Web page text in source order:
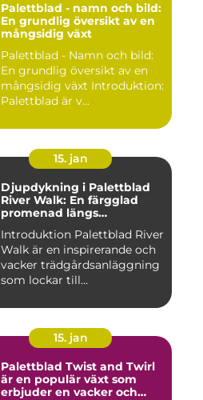
Palettblad - namn och bild:
En grundlig översikt av en
mångsidig växt
Palettblad - Namn och bild:
En grundlig översikt av en
mångsidig växt Introduktion:
Palettblad är v...
15. jan
Djupdykning i Palettblad
River Walk: En färgglad
promenad längs
Introduktion Palettblad River
Walk är en inspirerande och
vacker trädgårdsanläggning
som lockar till...
15. jan
Palettblad Twist and Twirl
är en populär växt som
erbjuder en vacker och